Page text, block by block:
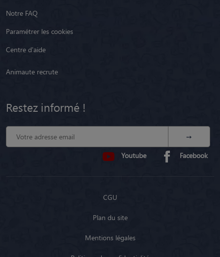
Notre FAQ
Paramétrer les cookies
Centre d'aide
Animaute recrute
Restez informé !
Youtube Facebook
CGU
Plan du site
Mentions légales